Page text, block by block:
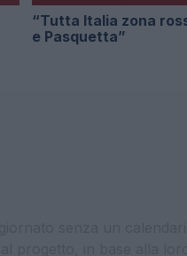
“Tutta Italia zona
e Pasquetta”